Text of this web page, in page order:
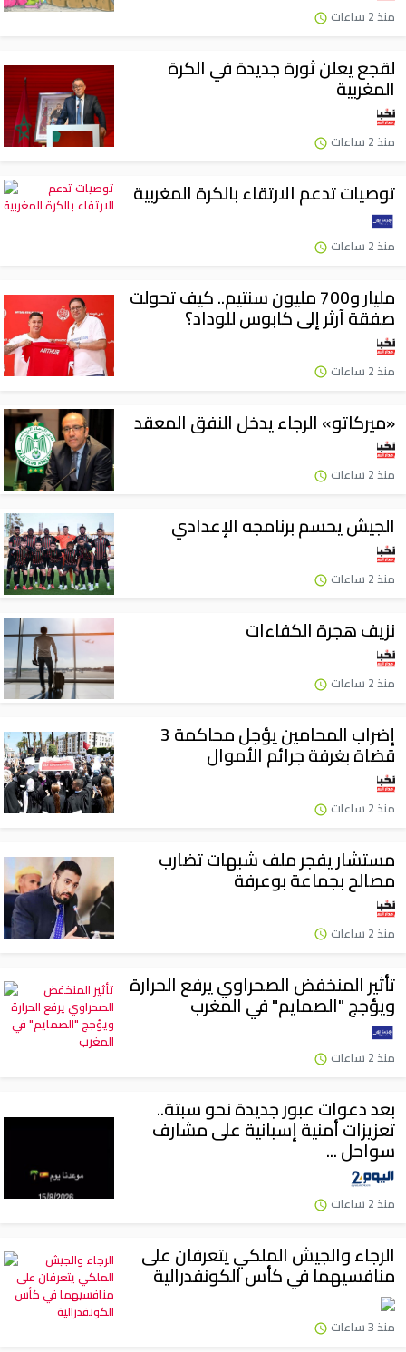
منذ 2 ساعات
لقجع يعلن ثورة جديدة في الكرة
المغربية
منذ 2 ساعات
توصيات تدعم الارتقاء بالكرة المغربية
منذ 2 ساعات
مليار و700 مليون سنتيم.. كيف تحولت
صفقة آرثر إلى كابوس للوداد؟
منذ 2 ساعات
«ميركاتو» الرجاء يدخل النفق المعقد
منذ 2 ساعات
الجيش يحسم برنامجه الإعدادي
منذ 2 ساعات
نزيف هجرة الكفاءات
منذ 2 ساعات
إضراب المحامين يؤجل محاكمة 3
قضاة بغرفة جرائم الأموال
منذ 2 ساعات
مستشار يفجر ملف شبهات تضارب
مصالح بجماعة بوعرفة
منذ 2 ساعات
تأثير المنخفض الصحراوي يرفع الحرارة
ويؤجج "الصمايم" في المغرب
منذ 2 ساعات
بعد دعوات عبور جديدة نحو سبتة..
تعزيزات أمنية إسبانية على مشارف
سواحل ...
منذ 2 ساعات
الرجاء والجيش الملكي يتعرفان على
منافسيهما في كأس الكونفدرالية
منذ 3 ساعات